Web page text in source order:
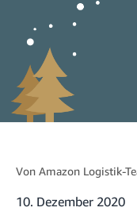
Von Amazon Logistik-
10. Dezember 2020